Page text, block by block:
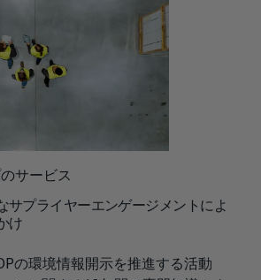
サービス
サプライヤーエンゲージメントによ
け
の環境情報開示を推進する活動